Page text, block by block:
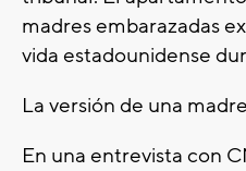
madres embarazadas
vida estadounidense
La versión de una madre
En una entrevista con